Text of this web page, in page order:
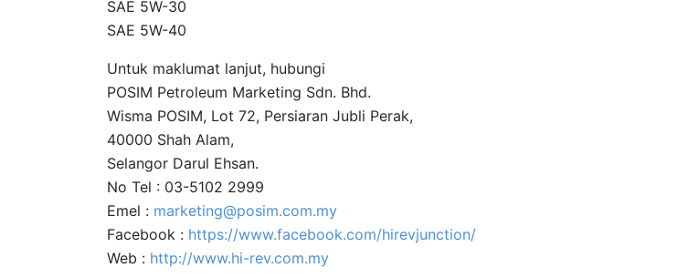
SAE 5W-30
SAE 5W-40
Untuk maklumat lanjut, hubungi
POSIM Petroleum Marketing Sdn. Bhd.
Wisma POSIM, Lot 72, Persiaran Jubli Perak,
40000 Shah Alam,
Selangor Darul Ehsan.
No Tel : 03-5102 2999
Emel : marketing@posim.com.my
Facebook : https://www.facebook.com/hirevjunction/
Web : http://www.hi-rev.com.my